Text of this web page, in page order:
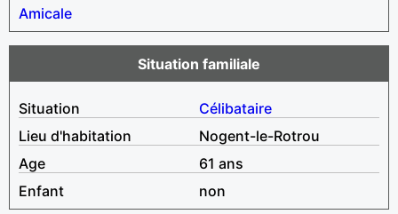
Amicale
Situation familiale
Situation
Célibataire
Lieu d'habitation
Nogent-le-Rotrou
Age
61 ans
Enfant
non